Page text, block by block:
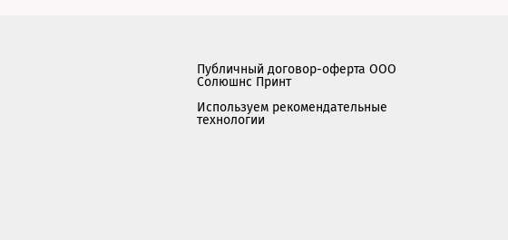
Публичный договор-оферта ООО
Солюшнс Принт
Используем рекомендательные
технологии